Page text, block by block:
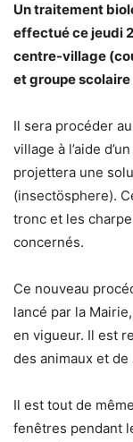
Un traitement
effectué ce jeudi
centre-village
et groupe
Il sera procéder
village à l’aide
projettera une
(insectösphere).
tronc et les
concernés.
Ce nouveau
lancé par la
en vigueur. Il est
des animaux et de
Il est tout de
fenêtres pendant